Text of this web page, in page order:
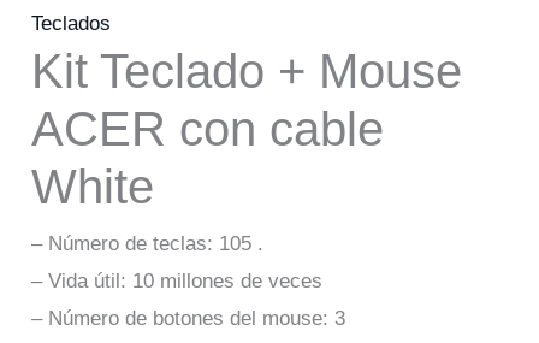
Teclados
Kit Teclado + Mouse
ACER con cable
White
– Número de teclas: 105 .
– Vida útil: 10 millones de veces
– Número de botones del mouse: 3